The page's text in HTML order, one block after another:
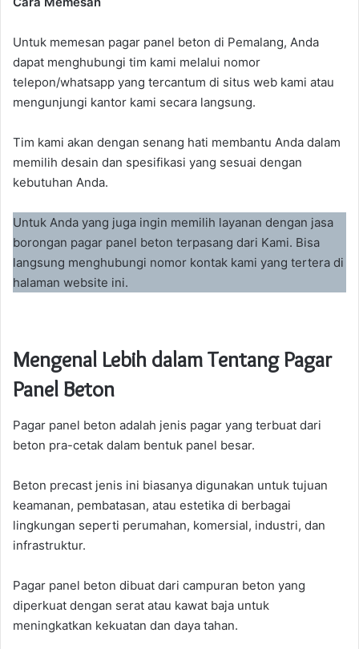
Untuk memesan pagar panel beton di Pemalang, Anda
dapat menghubungi tim kami melalui nomor
telepon/whatsapp yang tercantum di situs web kami atau
mengunjungi kantor kami secara langsung.
Tim kami akan dengan senang hati membantu Anda dalam
memilih desain dan spesifikasi yang sesuai dengan
kebutuhan Anda.
Untuk Anda yang juga ingin memilih layanan dengan jasa
borongan pagar panel beton terpasang dari Kami. Bisa
langsung menghubungi nomor kontak kami yang tertera di
halaman website ini.
Mengenal Lebih dalam Tentang Pagar
Panel Beton
Pagar panel beton adalah jenis pagar yang terbuat dari
beton pra-cetak dalam bentuk panel besar.
Beton precast jenis ini biasanya digunakan untuk tujuan
keamanan, pembatasan, atau estetika di berbagai
lingkungan seperti perumahan, komersial, industri, dan
infrastruktur.
Pagar panel beton dibuat dari campuran beton yang
diperkuat dengan serat atau kawat baja untuk
meningkatkan kekuatan dan daya tahan.